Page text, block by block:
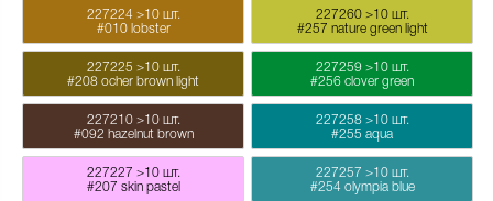
227224
#010 lobster
>10 шт.
227225
#208 ocher brown light
>10 шт.
227210
#092 hazelnut brown
>10 шт.
227227
#207 skin pastel
>10 шт.
227260
#257 nature green light
>10 шт.
227259
#256 clover green
>10 шт.
227258
#255 aqua
>10 шт.
227257
#254 olympia blue
>10 шт.